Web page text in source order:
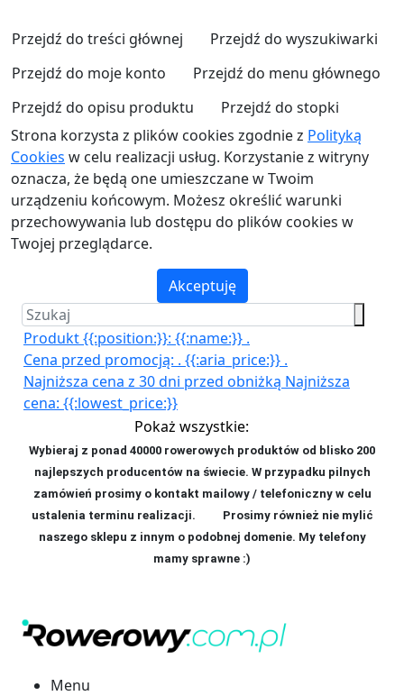
Przejdź do treści głównej
Przejdź do wyszukiwarki
Przejdź do moje konto
Przejdź do menu głównego
Przejdź do opisu produktu
Przejdź do stopki
Strona korzysta z plików cookies zgodnie z Polityką
Cookies w celu realizacji usług. Korzystanie z witryny
oznacza, że będą one umieszczane w Twoim
urządzeniu końcowym. Możesz określić warunki
przechowywania lub dostępu do plików cookies w
Twojej przeglądarce.
Akceptuję
Produkt {{:position:}}: {{:name:}} .
Cena przed promocją: . {{:aria_price:}} .
Najniższa cena z 30 dni przed obniżką Najniższa
cena: {{:lowest_price:}}
Pokaż wszystkie:
Wybieraj z ponad 40000 rowerowych produktów od blisko 200
najlepszych producentów na świecie. W przypadku pilnych
zamówień prosimy o kontakt mailowy / telefoniczny w celu
ustalenia terminu realizacji. Prosimy również nie mylić
naszego sklepu z innym o podobnej domenie. My telefony
mamy sprawne :)
Menu